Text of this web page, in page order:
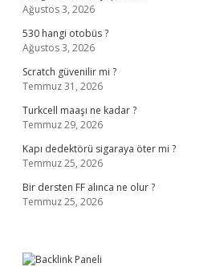
Ağustos 3, 2026
530 hangi otobüs ?
Ağustos 3, 2026
Scratch güvenilir mi ?
Temmuz 31, 2026
Turkcell maaşı ne kadar ?
Temmuz 29, 2026
Kapı dedektörü sigaraya öter mi ?
Temmuz 25, 2026
Bir dersten FF alınca ne olur ?
Temmuz 25, 2026